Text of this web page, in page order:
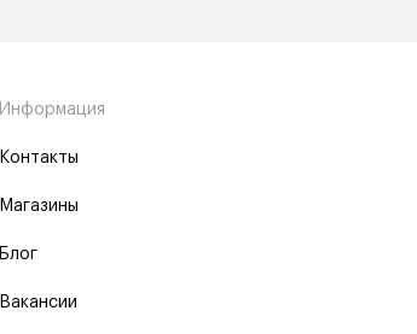
Информация
Контакты
Магазины
Блог
Вакансии